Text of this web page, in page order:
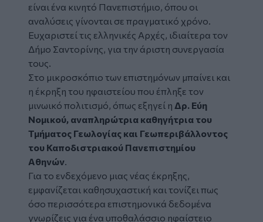
είναι ένα κινητό Πανεπιστήμιο, όπου οι
αναλύσεις γίνονται σε πραγματικό χρόνο.
Ευχαριστεί τις ελληνικές Αρχές, ιδιαίτερα τον
Δήμο Σαντορίνης, για την άριστη συνεργασία
τους.
Στο μικροσκόπιο των επιστημόνων μπαίνει και
η έκρηξη του ηφαιστείου που έπληξε τον
μινωικό πολιτισμό, όπως εξηγεί η Δρ. Εύη
Νομικού, αναπληρώτρια καθηγήτρια του
Τμήματος Γεωλογίας και Γεωπεριβάλλοντος
του Καποδιστριακού Πανεπιστημίου
Αθηνών.
Για το ενδεχόμενο μιας νέας έκρηξης,
εμφανίζεται καθησυχαστική και τονίζει πως
όσο περισσότερα επιστημονικά δεδομένα
γνωρίζεις για ένα υποθαλάσσιο ηφαίστειο